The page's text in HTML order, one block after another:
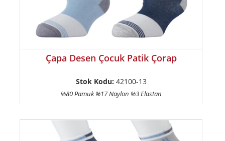
Çapa Desen Çocuk Patik Çorap
Stok Kodu: 42100-13
%80 Pamuk %17 Naylon %3 Elastan